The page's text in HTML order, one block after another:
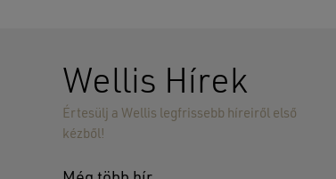
Wellis Hírek
Értesülj a Wellis legfrissebb híreiről első
kézből!